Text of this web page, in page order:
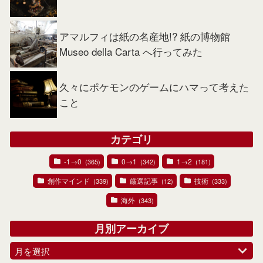
アマルフィは紙の名産地!? 紙の博物館
Museo della Carta へ行ってみた
久々にポケモンのゲームにハマって考えた
こと
カテゴリ
-1→0 (365) 0→1 (342) 1→2 (181)
創作マインド (339) 厳選記事 (12) 技術 (333)
海外 (343)
月別アーカイブ
月を選択